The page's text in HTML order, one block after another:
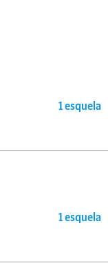
1 esquela
1 esquela